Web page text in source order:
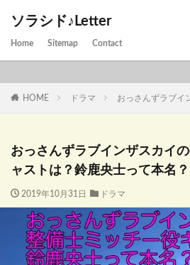
ソラシド♪Letter
Home Sitemap Contact
HOME ドラマ おっさんずラブイ
おっさんずラブインザスカイ
ャストは？鈴鹿央士って本名？
2019年10月31日 ドラマ